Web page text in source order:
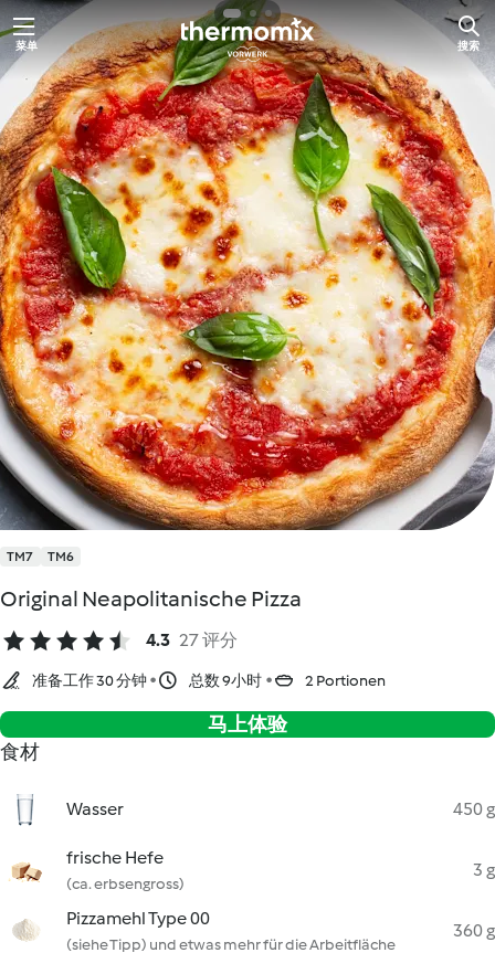
跳
至
内
菜单 搜索
TM7 TM6
Original Neapolitanische Pizza
4.3 27 评分
准备工作 30 分钟 总数 9小时 2 Portionen
马上体验
食材
Wasser 450 g
frische Hefe
(ca. erbsengross)
3 g
Pizzamehl Type 00
(siehe Tipp) und etwas mehr für die Arbeitfläche
360 g